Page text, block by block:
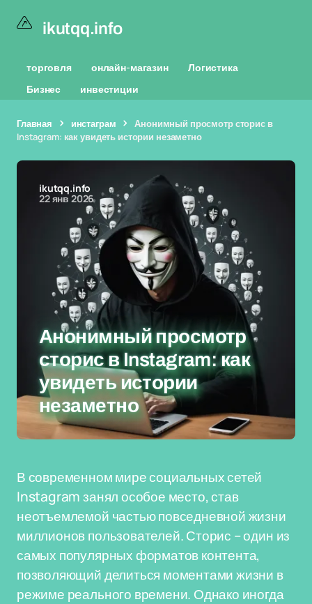
ikutqq.info
торговля онлайн-магазин
Логистика
Бизнес
инвестиции
Главная инстаграм
Анонимный просмотр сторис в
Instagram: как увидеть истории незаметно
ikutqq.info
22 янв 2026
Анонимный просмотр
сторис в Instagram: как
увидеть истории
незаметно
В современном мире социальных сетей
Instagram занял особое место, став
неотъемлемой частью повседневной жизни
миллионов пользователей. Сторис – один из
самых популярных форматов контента,
позволяющий делиться моментами жизни в
режиме реального времени. Однако иногда